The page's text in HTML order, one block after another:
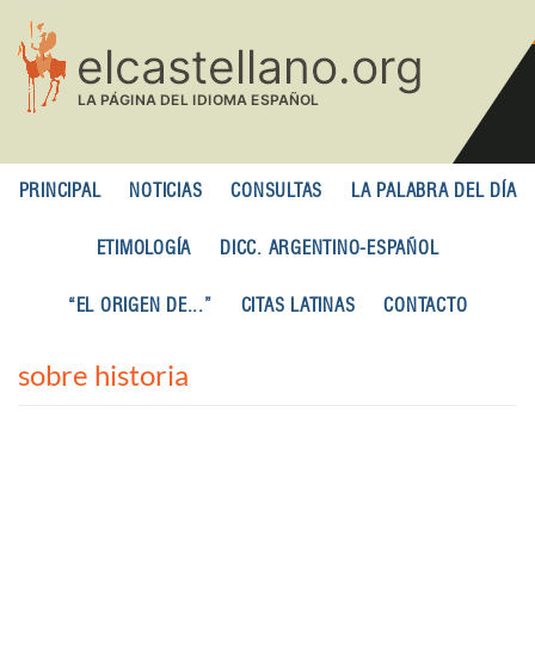
contenido
principal
PRINCIPAL NOTICIAS CONSULTAS LA PALABRA DEL DÍA
ETIMOLOGÍA DICC. ARGENTINO-ESPAÑOL
“EL ORIGEN DE...” CITAS LATINAS CONTACTO
sobre historia